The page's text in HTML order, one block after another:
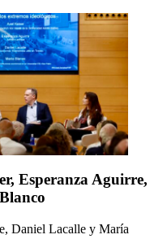
Esperanza Aguirre,
Daniel Lacalle y María